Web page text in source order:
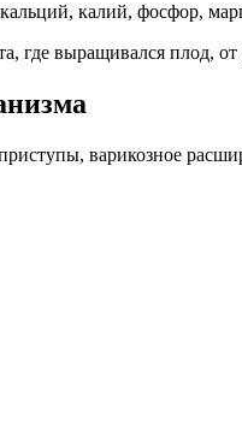
калий, фосфор,
где выращивался плод,
варикозное